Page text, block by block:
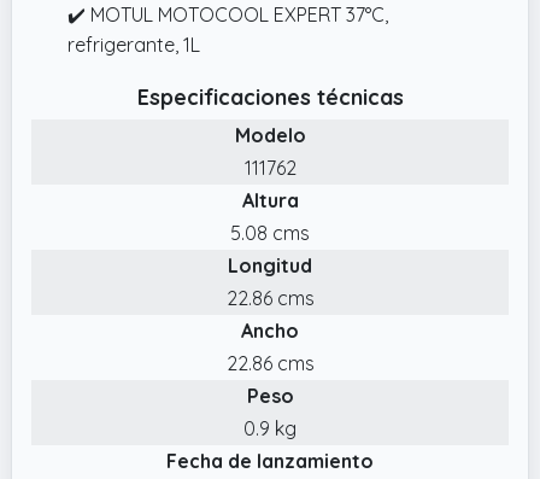
✔️ MOTUL MOTOCOOL EXPERT 37°C,
refrigerante, 1L
Especificaciones técnicas
Modelo
111762
Altura
5.08 cms
Longitud
22.86 cms
Ancho
22.86 cms
Peso
0.9 kg
Fecha de lanzamiento